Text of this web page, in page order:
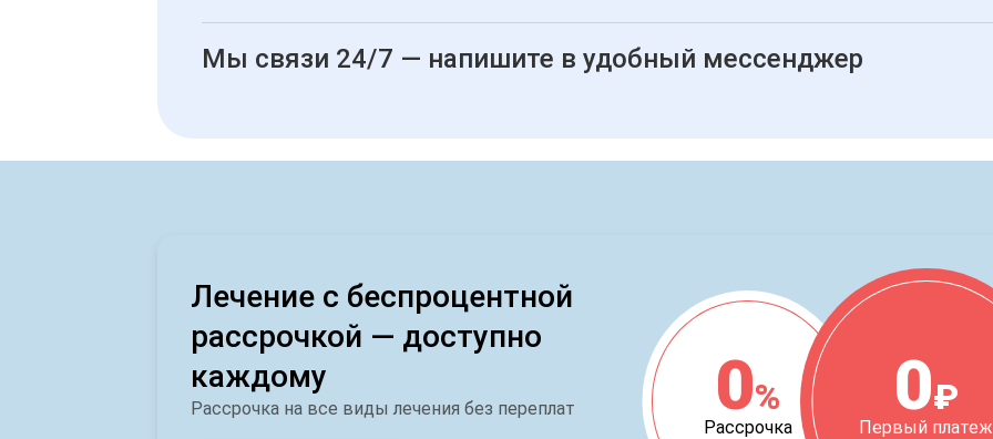
Мы связи 24/7 — напишите в удобный мессенджер
Лечение с беспроцентной
рассрочкой — доступно
каждому
Рассрочка на все виды лечения без переплат 0%
Рассрочка
0₽
Первый платеж